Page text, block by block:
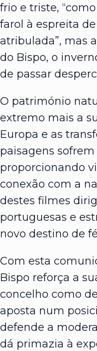
frio e triste,
farol à espreita
atribulada”, mas
do Bispo, o
de passar
O património
extremo mais a
Europa e as
paisagens
proporcionando
conexão com a
destes filmes
portuguesas e
novo destino de
Com esta
Bispo reforça a
concelho como
aposta num
defende a
dá primazia à